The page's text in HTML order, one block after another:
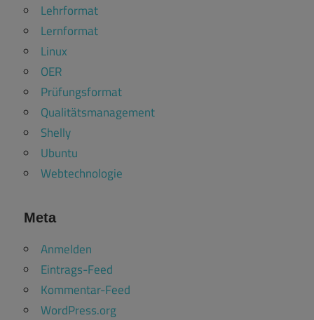
Lehrformat
Lernformat
Linux
OER
Prüfungsformat
Qualitätsmanagement
Shelly
Ubuntu
Webtechnologie
Meta
Anmelden
Eintrags-Feed
Kommentar-Feed
WordPress.org